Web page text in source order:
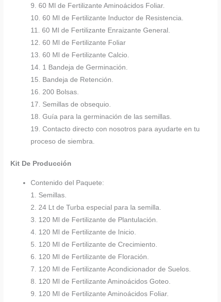
9. 60 Ml de Fertilizante Aminoácidos Foliar.
10. 60 Ml de Fertilizante Inductor de Resistencia.
11. 60 Ml de Fertilizante Enraizante General.
12. 60 Ml de Fertilizante Foliar
13. 60 Ml de Fertilizante Calcio.
14. 1 Bandeja de Germinación.
15. Bandeja de Retención.
16. 200 Bolsas.
17. Semillas de obsequio.
18. Guía para la germinación de las semillas.
19. Contacto directo con nosotros para ayudarte en tu
proceso de siembra.
Kit De Producción
Contenido del Paquete:
1. Semillas.
2. 24 Lt de Turba especial para la semilla.
3. 120 Ml de Fertilizante de Plantulación.
4. 120 Ml de Fertilizante de Inicio.
5. 120 Ml de Fertilizante de Crecimiento.
6. 120 Ml de Fertilizante de Floración.
7. 120 Ml de Fertilizante Acondicionador de Suelos.
8. 120 Ml de Fertilizante Aminoácidos Goteo.
9. 120 Ml de Fertilizante Aminoácidos Foliar.